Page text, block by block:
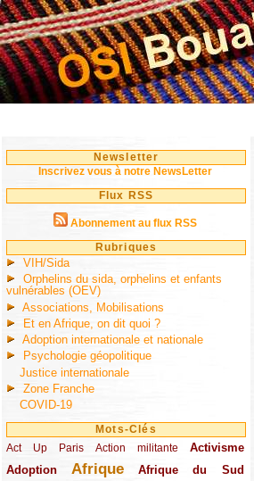
Newsletter
Inscrivez vous à notre NewsLetter
Flux RSS
Abonnement au flux RSS
Rubriques
VIH/Sida
Orphelins du sida, orphelins et enfants
vulnérables (OEV)
Associations, Mobilisations
Et en Afrique, on dit quoi ?
Adoption internationale et nationale
Psychologie géopolitique
Justice internationale
Zone Franche
COVID-19
Mots-Clés
Act Up Paris
(49/289) Action militante
(32/289) Activisme
(73/289)
Adoption
(82/289) Afrique
(161/289) Afrique du Sud
(73/289)